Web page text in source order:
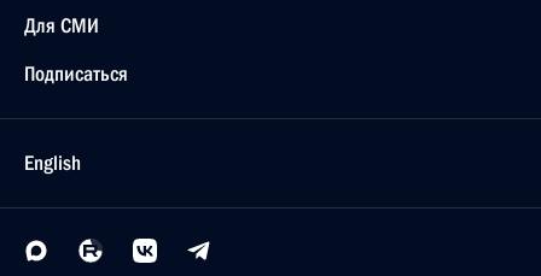
Для СМИ
Подписаться
English